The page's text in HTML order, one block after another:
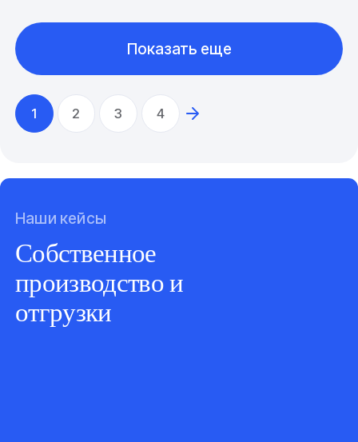
1 2 3 4
Показать еще
Наши кейсы
Собственное
производство и
отгрузки